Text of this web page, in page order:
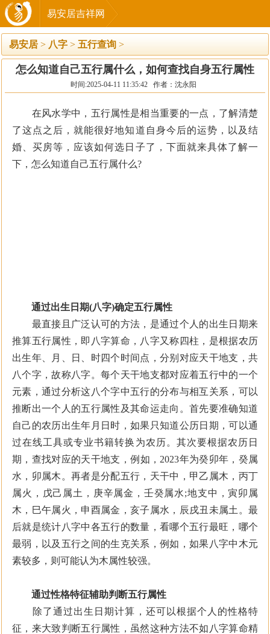
易安居吉祥网
易安居 > 八字 > 五行查询 >
怎么知道自己五行属什么，如何查找自身五行属性
时间:2025-04-11 11:35:42 作者：沈永阳
在风水学中，五行属性是相当重要的一点，了解清楚
了这点之后，就能很好地知道自身今后的运势，以及结
婚、买房等，应该如何选日子了，下面就来具体了解一
下，怎么知道自己五行属什么?
通过出生日期(八字)确定五行属性
最直接且广泛认可的方法，是通过个人的出生日期来
推算五行属性，即八字算命，八字又称四柱，是根据农历
出生年、月、日、时四个时间点，分别对应天干地支，共
八个字，故称八字。每个天干地支都对应着五行中的一个
元素，通过分析这八个字中五行的分布与相互关系，可以
推断出一个人的五行属性及其命运走向。首先要准确知道
自己的农历出生年月日时，如果只知道公历日期，可以通
过在线工具或专业书籍转换为农历。其次要根据农历日
期，查找对应的天干地支，例如，2023年为癸卯年，癸属
水，卯属木。再者是分配五行，天干中，甲乙属木，丙丁
属火，戊己属土，庚辛属金，壬癸属水;地支中，寅卯属
木，巳午属火，申酉属金，亥子属水，辰戌丑未属土。最
后就是统计八字中各五行的数量，看哪个五行最旺，哪个
最弱，以及五行之间的生克关系，例如，如果八字中木元
素较多，则可能认为木属性较强。
通过性格特征辅助判断五行属性
除了通过出生日期计算，还可以根据个人的性格特
征，来大致判断五行属性，虽然这种方法不如八字算命精